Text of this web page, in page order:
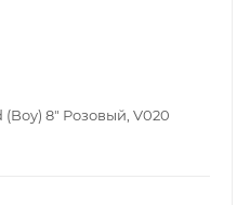
(Boy) 8" Розовый, V020